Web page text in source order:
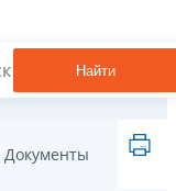
Найти
Документы